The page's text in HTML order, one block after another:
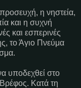
η νηστεία,
και η συχνή
και εσπερινές
το Άγιο Πνεύμα
υποδεχθεί στο
Κατά τη